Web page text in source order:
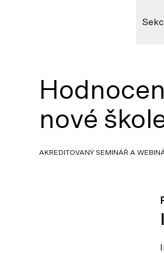
nové
AKREDITOVANÝ SEMINÁŘ A